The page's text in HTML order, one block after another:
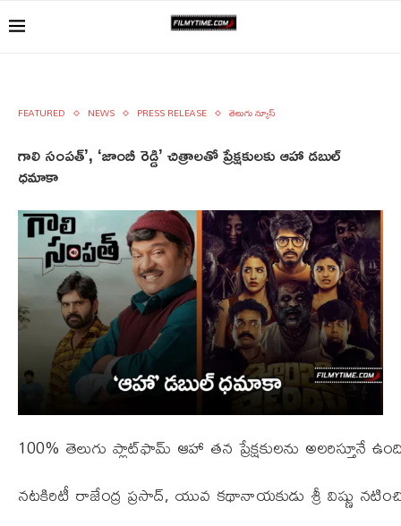
FEATURED NEWS PRESS RELEASE తెలుగు న్యూస్
గాలి సంప‌త్’‌, ‘జాంబీ రెడ్డి’ చిత్రాల‌తో ప్రేక్ష‌కుల‌కు ఆహా డ‌బుల్
ధ‌మాకా
100% తెలుగు ప్లాట్‌ఫామ్ ఆహా తన ప్రేక్షకులను
న‌ట‌కిరిటీ రాజేంద్ర ప్ర‌సాద్‌, యువ క‌థానాయ‌కుడు శ్రీ విష్ణు